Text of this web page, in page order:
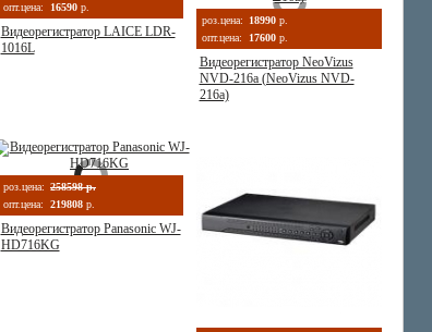
опт.цена:
16590 р.
Видеорегистратор LAICE LDR-
1016L
роз.цена: 18990 р.
опт.цена:
17600 р.
Видеорегистратор NeoVizus
NVD-216a (NeoVizus NVD-
216a)
роз.цена: 258598 р.
опт.цена:
219808 р.
Видеорегистратор Panasonic WJ-
HD716KG